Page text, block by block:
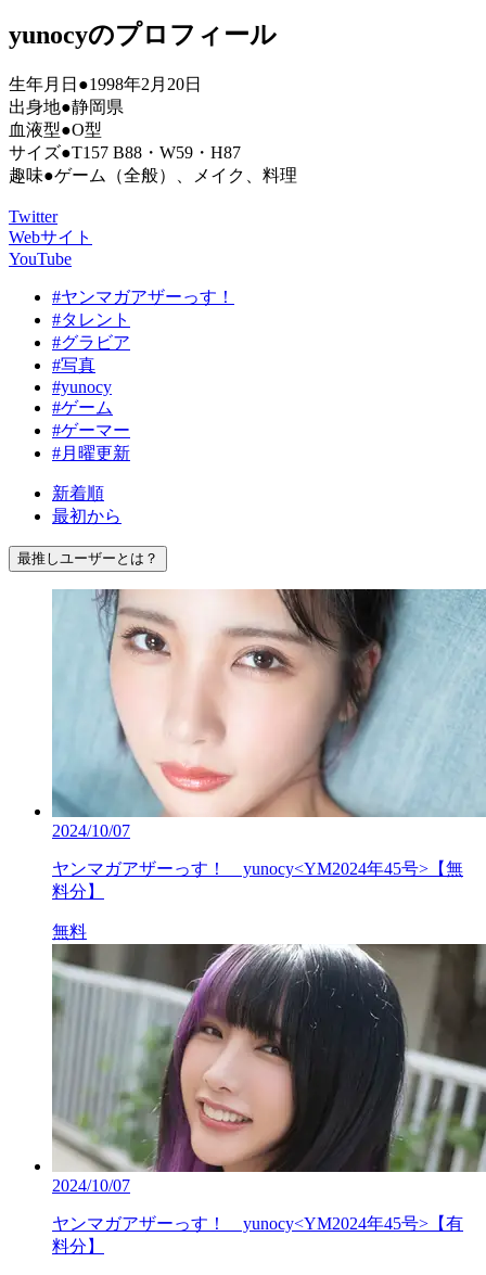
yunocyのプロフィール
生年月日●1998年2月20日
出身地●静岡県
血液型●O型
サイズ●T157 B88・W59・H87
趣味●ゲーム（全般）、メイク、料理
Twitter
Webサイト
YouTube
#ヤンマガアザーっす！
#タレント
#グラビア
#写真
#yunocy
#ゲーム
#ゲーマー
#月曜更新
新着順
最初から
最推しユーザーとは？
2024/10/07
ヤンマガアザーっす！ yunocy<YM2024年45号>【無
料分】
無料
2024/10/07
ヤンマガアザーっす！ yunocy<YM2024年45号>【有
料分】